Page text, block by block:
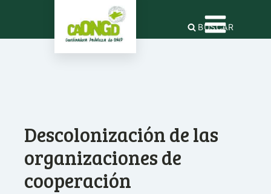
BUSCAR
Descolonización de las
organizaciones de
cooperación